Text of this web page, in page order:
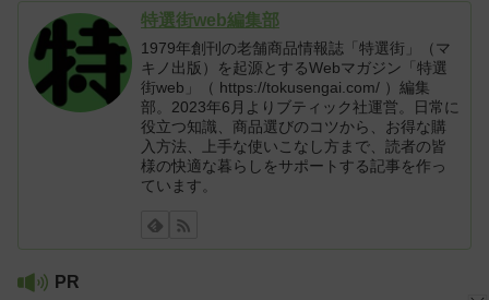
特選街web編集部
1979年創刊の老舗商品情報誌「特選街」（マ
キノ出版）を起源とするWebマガジン「特選
街web」（ https://tokusengai.com/ ）編集
部。2023年6月よりブティック社運営。日常に
役立つ知識、商品選びのコツから、お得な購
入方法、上手な使いこなし方まで、読者の皆
様の快適な暮らしをサポートする記事を作っ
ています。
PR